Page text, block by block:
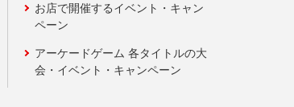
お店で開催するイベント・キャン
ペーン
アーケードゲーム 各タイトルの大
会・イベント・キャンペーン